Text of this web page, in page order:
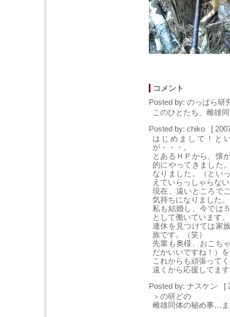
コメント
Posted by: のっぱら研
このひとたち、雌雄
Posted by: chiko [
はじめまして！と
が・・・。
とあるＨＰから、懐
的にやってきました
なりました。（とい
えていらっしゃらな
現在、遠いところで
気持ちになりました。
私も結婚し、今では
として働いています。
連休を見つけては家
族です。（笑）
先輩も奥様、おこち
だかいいですね！）
これからも頑張って
遠くから応援してま
Posted by: ナスケン [
＞の研どの
雌雄同体の秘め事…